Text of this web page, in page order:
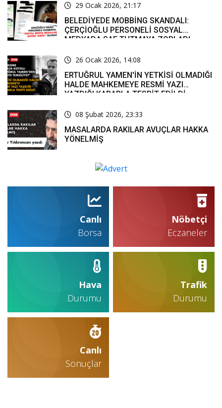
29 Ocak 2026, 21:17
BELEDİYEDE MOBBİNG SKANDALI:
ÇERÇİOĞLU PERSONELİ SOSYAL
MEDYADA SAF TUTMAYA ZORLADI
26 Ocak 2026, 14:08
ERTUĞRUL YAMEN'İN YETKİSİ OLMADIĞI
HALDE MAHKEMEYE RESMİ YAZI
YAZDIĞI KARARLA TESPİT EDİLDİ
08 Şubat 2026, 23:33
MASALARDA RAKILAR AVUÇLAR HAKKA
YÖNELMİŞ
Canlı
Borsa
Nöbetçi
Eczaneler
Hava
Durumu
Trafik
Durumu
Canlı
Sonuçlar